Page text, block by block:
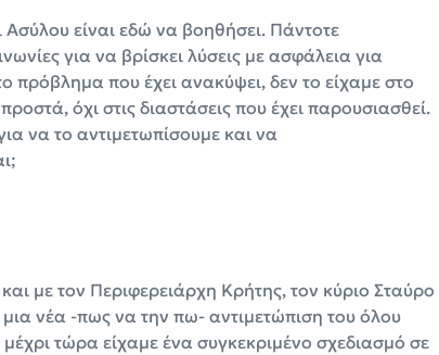
είναι εδώ να βοηθήσει. Πάντοτε
για να βρίσκει λύσεις με ασφάλεια για
πρόβλημα που έχει ανακύψει, δεν το είχαμε στο
όχι στις διαστάσεις που έχει παρουσιασθεί.
να το αντιμετωπίσουμε και να
με τον Περιφερειάρχη Κρήτης, τον κύριο Σταύρο
νέα -πως να την πω- αντιμετώπιση του όλου
τώρα είχαμε ένα συγκεκριμένο σχεδιασμό σε